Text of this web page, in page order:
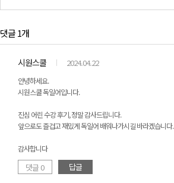
댓글 1개
시원스쿨 2024.04.22
안녕하세요.
시원스쿨 독일어입니다.
진심 어린 수강 후기, 정말 감사드립니다.
앞으로도 즐겁고 재밌게 독일어 배워나가시길 바라겠습니다.
감사합니다
댓글 0 답글